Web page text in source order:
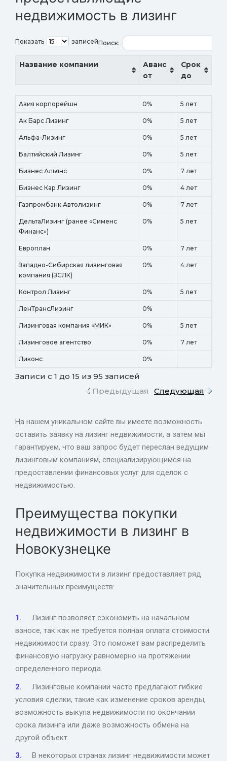
недвижимость в лизинг
Показать записейПоиск:
Название компании
Аванс
от
Срок
до
Название компании
Аванс
Срок
Азия корпорейшн 0% 5 лет
Ак Барс Лизинг 0% 5 лет
Альфа-Лизинг 0% 5 лет
Балтийский Лизинг 0% 5 лет
Бизнес Альянс 0% 7 лет
Бизнес Кар Лизинг 0% 4 лет
Газпромбанк Автолизинг 0% 7 лет
ДельтаЛизинг (ранее «Сименс
Финанс»)
0% 5 лет
Европлан 0% 7 лет
Западно-Сибирская лизинговая
компания (ЗСЛК)
0% 4 лет
Контрол Лизинг 0% 5 лет
ЛенТрансЛизинг 0%
Лизинговая компания «МИК» 0% 5 лет
Лизинговое агентство 0% 7 лет
Ликонс 0%
Записи с 1 до 15 из 95 записей
Предыдущая
Следующая
На нашем уникальном сайте вы имеете возможность
оставить заявку на лизинг недвижимости, а затем мы
гарантируем, что ваш запрос будет переслан ведущим
лизинговым компаниям, специализирующимся на
предоставлении финансовых услуг для сделок с
недвижимостью.
Преимущества покупки
недвижимости в лизинг в
Новокузнецке
Покупка недвижимости в лизинг предоставляет ряд
значительных преимуществ:
Лизинг позволяет сэкономить на начальном
взносе, так как не требуется полная оплата стоимости
недвижимости сразу. Это поможет вам распределить
финансовую нагрузку равномерно на протяжении
определенного периода.
Лизинговые компании часто предлагают гибкие
условия сделки, такие как изменение сроков аренды,
возможность выкупа недвижимости по окончании
срока лизинга или даже возможность обмена на
другой объект.
В некоторых странах лизинг недвижимости может